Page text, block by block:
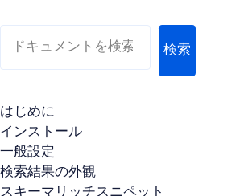
検索
はじめに
インストール
一般設定
検索結果の外観
スキーマリッチスニペット